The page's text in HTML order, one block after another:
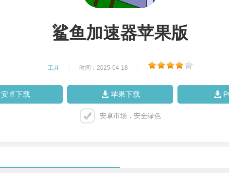
鲨鱼加速器苹果版
工具 时间：2025-04-18
安卓下载 苹果下载
安卓市场，安全绿色